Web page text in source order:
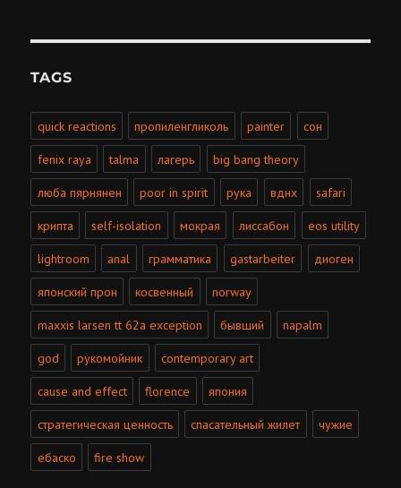
TAGS
quick reactions пропиленгликоль painter сон
fenix raya talma лагерь big bang theory
люба пярнянен poor in spirit рука вднх safari
крипта self-isolation мокрая лиссабон eos utility
lightroom anal грамматика gastarbeiter диоген
японский прон косвенный norway
maxxis larsen tt 62a exception бывший napalm
god рукомойник contemporary art
cause and effect florence япония
стратегическая ценность спасательный жилет чужие
ебаско fire show